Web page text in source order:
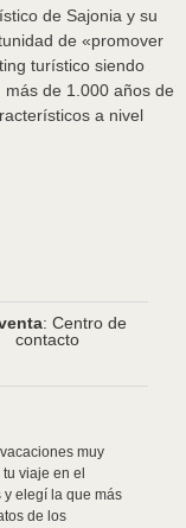
de Sajonia y su
de «promover
turístico siendo
de 1.000 años de
a nivel
: Centro de
contacto
muy
viaje en el
y elegí la que más
de los